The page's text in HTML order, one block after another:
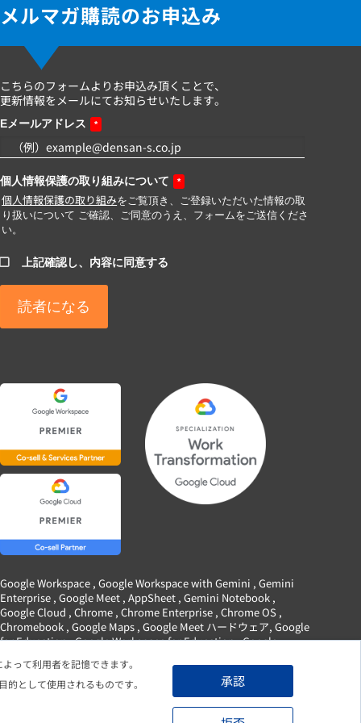
って利用者を記憶できます。
として使用されるものです。
承認
メルマガ購読のお申込み
こちらのフォームよりお申込み頂くことで、
更新情報をメールにてお知らせいたします。
Eメールアドレス *
個人情報保護の取り組みについて *
個人情報保護の取り組みをご覧頂き、ご登録いただいた情報の取
り扱いについて ご確認、ご同意のうえ、フォームをご送信くださ
い。
上記確認し、内容に同意する
Google Workspace , Google Workspace with Gemini , Gemini
Enterprise , Google Meet , AppSheet , Gemini Notebook ,
Google Cloud , Chrome , Chrome Enterprise , Chrome OS ,
Chromebook , Google Maps , Google Meet ハードウェア, Google
for Education , Google Workspace for Education , Google